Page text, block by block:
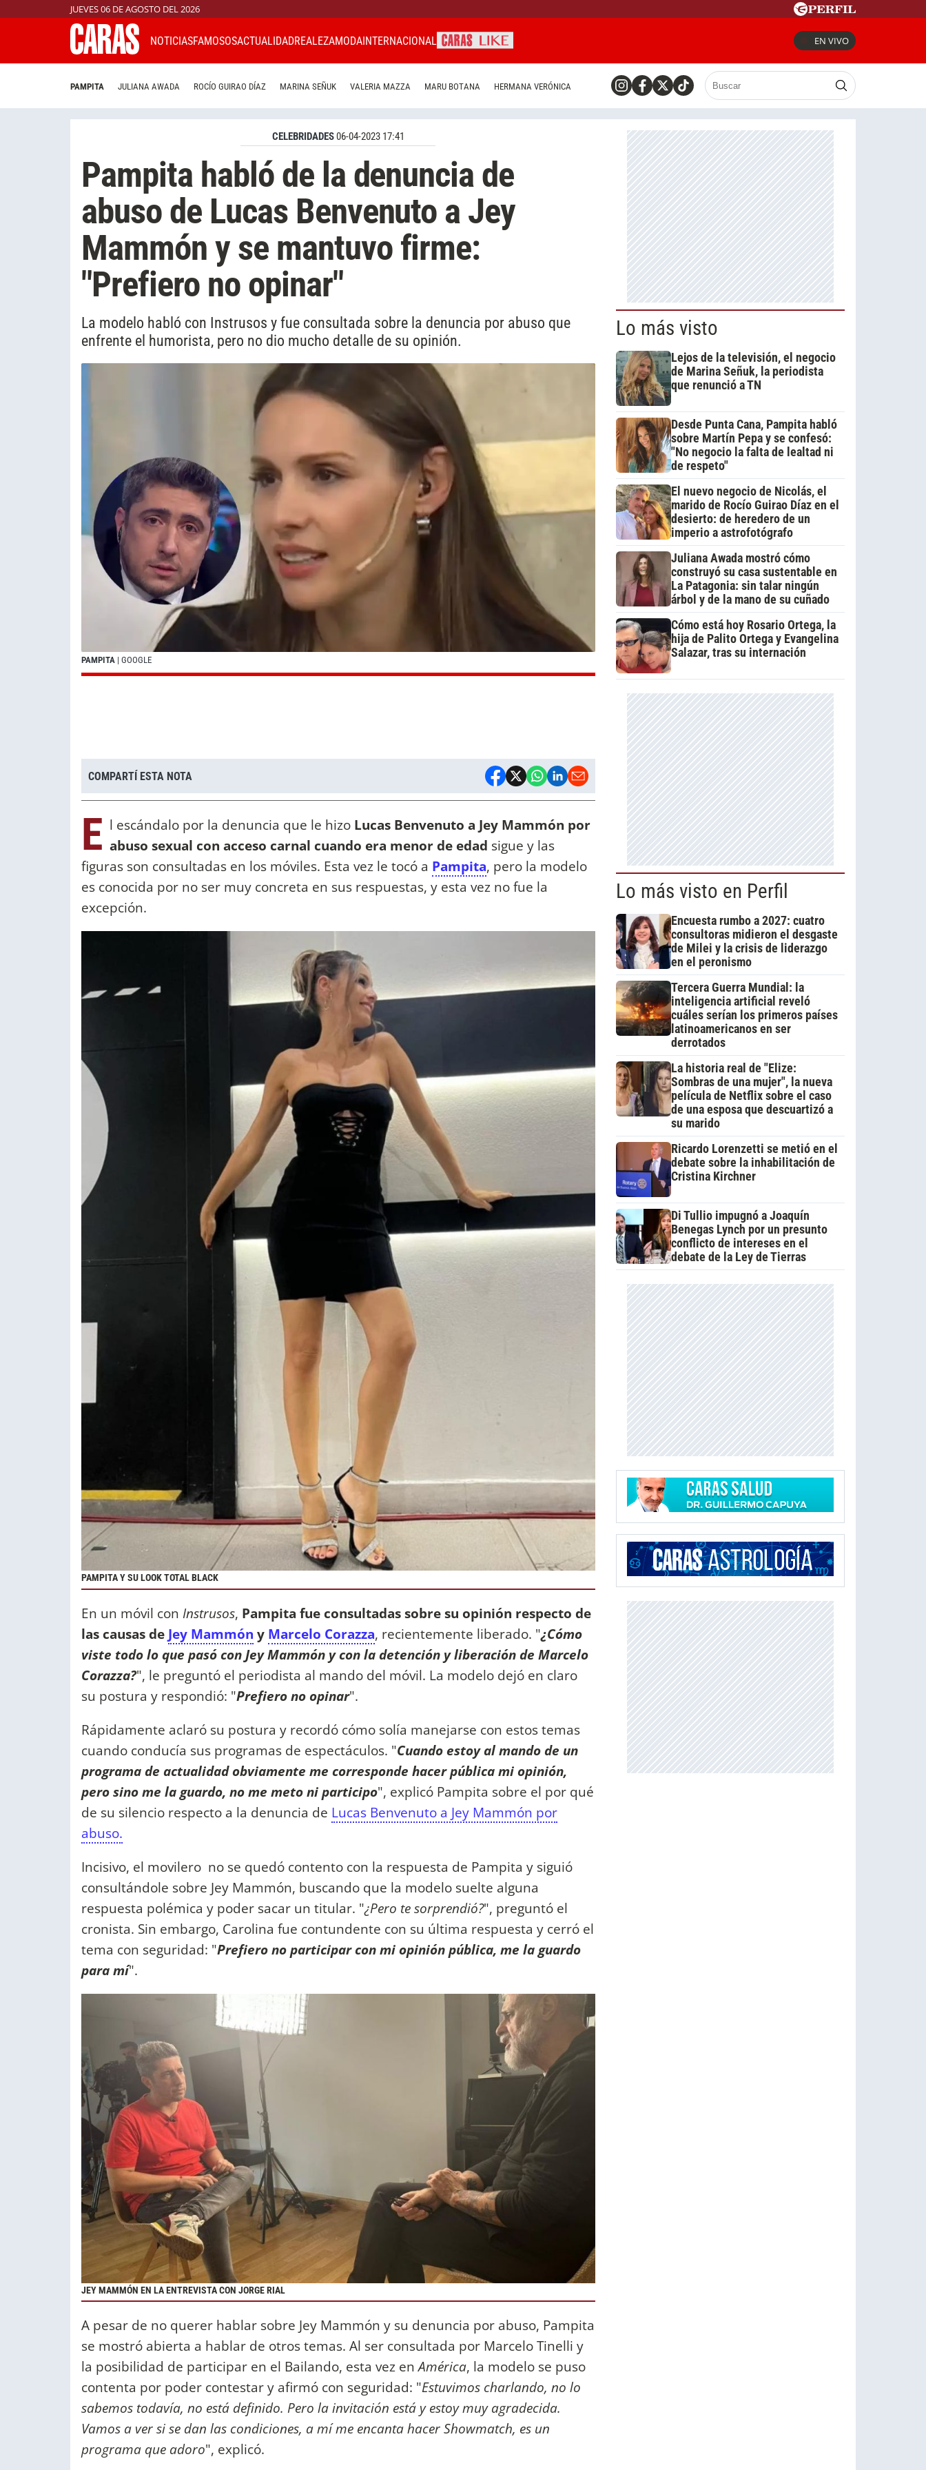
JUEVES 06 DE AGOSTO DEL 2026
NOTICIASFAMOSOSACTUALIDADREALEZAMODAINTERNACIONAL EN VIVO
PAMPITA JULIANA AWADA ROCÍO GUIRAO DÍAZ MARINA SEÑUK VALERIA MAZZA MARU BOTANA HERMANA VERÓNICA
CELEBRIDADES06-04-2023 17:41
Pampita habló de la denuncia de
abuso de Lucas Benvenuto a Jey
Mammón y se mantuvo firme:
"Prefiero no opinar"
La modelo habló con Instrusos y fue consultada sobre la denuncia por abuso que
enfrente el humorista, pero no dio mucho detalle de su opinión.
PAMPITA | GOOGLE
COMPARTÍ ESTA NOTA
E l escándalo por la denuncia que le hizo Lucas Benvenuto a Jey Mammón por
abuso sexual con acceso carnal cuando era menor de edad sigue y las
figuras son consultadas en los móviles. Esta vez le tocó a Pampita, pero la modelo
es conocida por no ser muy concreta en sus respuestas, y esta vez no fue la
excepción.
PAMPITA Y SU LOOK TOTAL BLACK
En un móvil con Instrusos, Pampita fue consultadas sobre su opinión respecto de
las causas de Jey Mammón y Marcelo Corazza, recientemente liberado. "¿Cómo
viste todo lo que pasó con Jey Mammón y con la detención y liberación de Marcelo
Corazza?", le preguntó el periodista al mando del móvil. La modelo dejó en claro
su postura y respondió: "Prefiero no opinar".
Rápidamente aclaró su postura y recordó cómo solía manejarse con estos temas
cuando conducía sus programas de espectáculos. "Cuando estoy al mando de un
programa de actualidad obviamente me corresponde hacer pública mi opinión,
pero sino me la guardo, no me meto ni participo", explicó Pampita sobre el por qué
de su silencio respecto a la denuncia de Lucas Benvenuto a Jey Mammón por
abuso.
Incisivo, el movilero no se quedó contento con la respuesta de Pampita y siguió
consultándole sobre Jey Mammón, buscando que la modelo suelte alguna
respuesta polémica y poder sacar un titular. "¿Pero te sorprendió?", preguntó el
cronista. Sin embargo, Carolina fue contundente con su última respuesta y cerró el
tema con seguridad: "Prefiero no participar con mi opinión pública, me la guardo
para mí".
JEY MAMMÓN EN LA ENTREVISTA CON JORGE RIAL
A pesar de no querer hablar sobre Jey Mammón y su denuncia por abuso, Pampita
se mostró abierta a hablar de otros temas. Al ser consultada por Marcelo Tinelli y
la posibilidad de participar en el Bailando, esta vez enAmérica, la modelo se puso
contenta por poder contestar y afirmó con seguridad: "Estuvimos charlando, no lo
sabemos todavía, no está definido. Pero la invitación está y estoy muy agradecida.
Vamos a ver si se dan las condiciones, a mí me encanta hacer Showmatch, es un
programa que adoro", explicó.
Lo más visto
Lejos de la televisión, el negocio
de Marina Señuk, la periodista
que renunció a TN
Desde Punta Cana, Pampita habló
sobre Martín Pepa y se confesó:
"No negocio la falta de lealtad ni
de respeto"
El nuevo negocio de Nicolás, el
marido de Rocío Guirao Díaz en el
desierto: de heredero de un
imperio a astrofotógrafo
Juliana Awada mostró cómo
construyó su casa sustentable en
La Patagonia: sin talar ningún
árbol y de la mano de su cuñado
Cómo está hoy Rosario Ortega, la
hija de Palito Ortega y Evangelina
Salazar, tras su internación
Lo más visto en Perfil
Encuesta rumbo a 2027: cuatro
consultoras midieron el desgaste
de Milei y la crisis de liderazgo
en el peronismo
Tercera Guerra Mundial: la
inteligencia artificial reveló
cuáles serían los primeros países
latinoamericanos en ser
derrotados
La historia real de "Elize:
Sombras de una mujer", la nueva
película de Netflix sobre el caso
de una esposa que descuartizó a
su marido
Ricardo Lorenzetti se metió en el
debate sobre la inhabilitación de
Cristina Kirchner
Di Tullio impugnó a Joaquín
Benegas Lynch por un presunto
conflicto de intereses en el
debate de la Ley de Tierras